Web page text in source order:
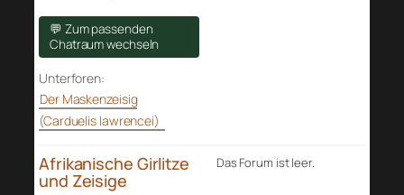
💬 Zum passenden
Chatraum wechseln
Unterforen:
Der Maskenzeisig
(Carduelis lawrencei)
Afrikanische Girlitze
und Zeisige
Das Forum ist leer.